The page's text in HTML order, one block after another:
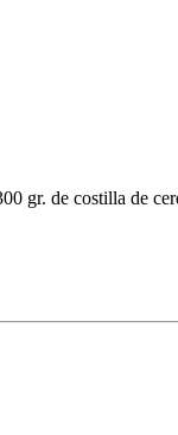
gr. de costilla de